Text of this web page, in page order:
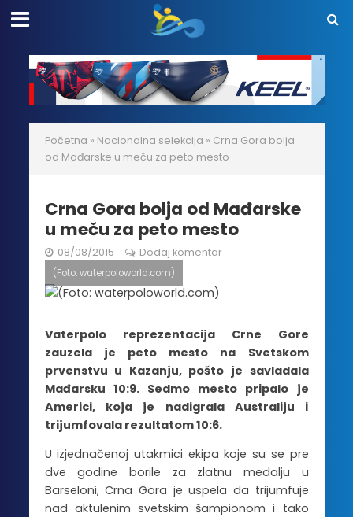
Početna » Nacionalna selekcija » Crna Gora bolja
od Mađarske u meču za peto mesto
Crna Gora bolja od Mađarske
u meču za peto mesto
08/08/2015 Dodaj komentar
(Foto: waterpoloworld.com)
Vaterpolo reprezentacija Crne Gore
zauzela je peto mesto na Svetskom
prvenstvu u Kazanju, pošto je savladala
Mađarsku 10:9. Sedmo mesto pripalo je
Americi, koja je nadigrala Australiju i
trijumfovala rezultatom 10:6.
U izjednačenoj utakmici ekipa koje su se pre
dve godine borile za zlatnu medalju u
Barseloni, Crna Gora je uspela da trijumfuje
nad aktulenim svetskim šampionom i tako